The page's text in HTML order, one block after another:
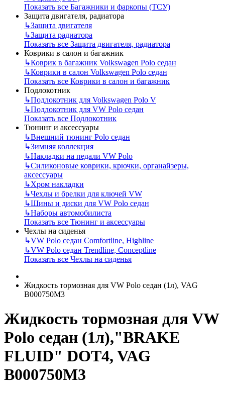
Показать все Багажники и фаркопы (ТСУ)
Защита двигателя, радиатора
↳Защита двигателя
↳Защита радиатора
Показать все Защита двигателя, радиатора
Коврики в салон и багажник
↳Коврик в багажник Volkswagen Polo седан
↳Коврики в салон Volkswagen Polo седан
Показать все Коврики в салон и багажник
Подлокотник
↳Подлокотник для Volkswagen Polo V
↳Подлокотник для VW Polo седан
Показать все Подлокотник
Тюнинг и аксессуары
↳Внешний тюнинг Polo седан
↳Зимняя коллекция
↳Накладки на педали VW Polo
↳Силиконовые коврики, крючки, органайзеры,
аксессуары
↳Хром накладки
↳Чехлы и брелки для ключей VW
↳Шины и диски для VW Polo седан
↳Наборы автомобилиста
Показать все Тюнинг и аксессуары
Чехлы на сиденья
↳VW Polo седан Comfortline, Highline
↳VW Polo седан Trendline, Conceptline
Показать все Чехлы на сиденья
Жидкость тормозная для VW Polo седан (1л), VAG
B000750M3
Жидкость тормозная для VW
Polo седан (1л),"BRAKE
FLUID" DOT4, VAG
B000750M3